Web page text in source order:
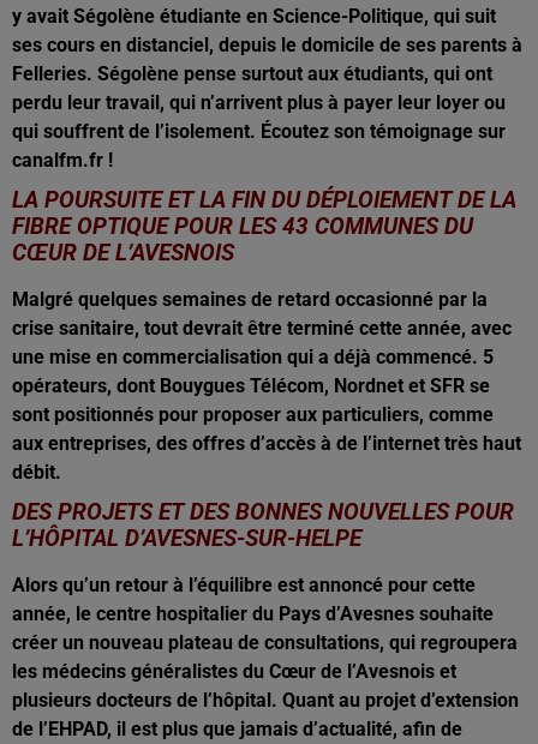
y avait Ségolène étudiante en Science-Politique, qui suit
ses cours en distanciel, depuis le domicile de ses parents à
Felleries. Ségolène pense surtout aux étudiants, qui ont
perdu leur travail, qui n’arrivent plus à payer leur loyer ou
qui souffrent de l’isolement. Écoutez son témoignage sur
canalfm.fr !
LA POURSUITE ET LA FIN DU DÉPLOIEMENT DE LA
FIBRE OPTIQUE POUR LES 43 COMMUNES DU
CŒUR DE L’AVESNOIS
Malgré quelques semaines de retard occasionné par la
crise sanitaire, tout devrait être terminé cette année, avec
une mise en commercialisation qui a déjà commencé. 5
opérateurs, dont Bouygues Télécom, Nordnet et SFR se
sont positionnés pour proposer aux particuliers, comme
aux entreprises, des offres d’accès à de l’internet très haut
débit.
DES PROJETS ET DES BONNES NOUVELLES POUR
L’HÔPITAL D’AVESNES-SUR-HELPE
Alors qu’un retour à l’équilibre est annoncé pour cette
année, le centre hospitalier du Pays d’Avesnes souhaite
créer un nouveau plateau de consultations, qui regroupera
les médecins généralistes du Cœur de l’Avesnois et
plusieurs docteurs de l’hôpital. Quant au projet d’extension
de l’EHPAD, il est plus que jamais d’actualité, afin de